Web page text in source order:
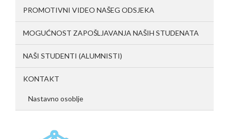
PROMOTIVNI VIDEO NAŠEG ODSJEKA
MOGUĆNOST ZAPOŠLJAVANJA NAŠIH STUDENATA
NAŠI STUDENTI (ALUMNISTI)
KONTAKT
Nastavno osoblje